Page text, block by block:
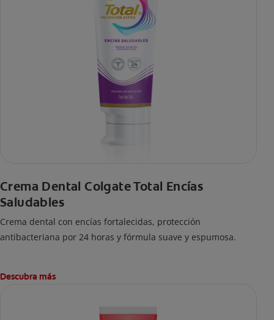
Crema Dental Colgate Total Encías
Saludables
Crema dental con encías fortalecidas, protección
antibacteriana por 24 horas y fórmula suave y espumosa.
Descubra más